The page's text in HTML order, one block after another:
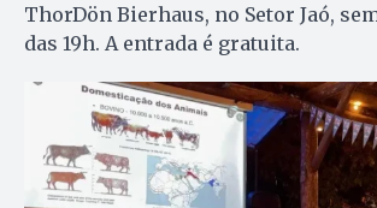
ThorDön Bierhaus, no Setor Jaó,
das 19h. A entrada é gratuita.